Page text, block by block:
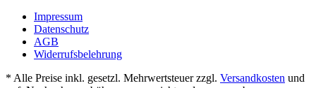
Impressum
Datenschutz
AGB
Widerrufsbelehrung
* Alle Preise inkl. gesetzl. Mehrwertsteuer zzgl. Versandkosten und